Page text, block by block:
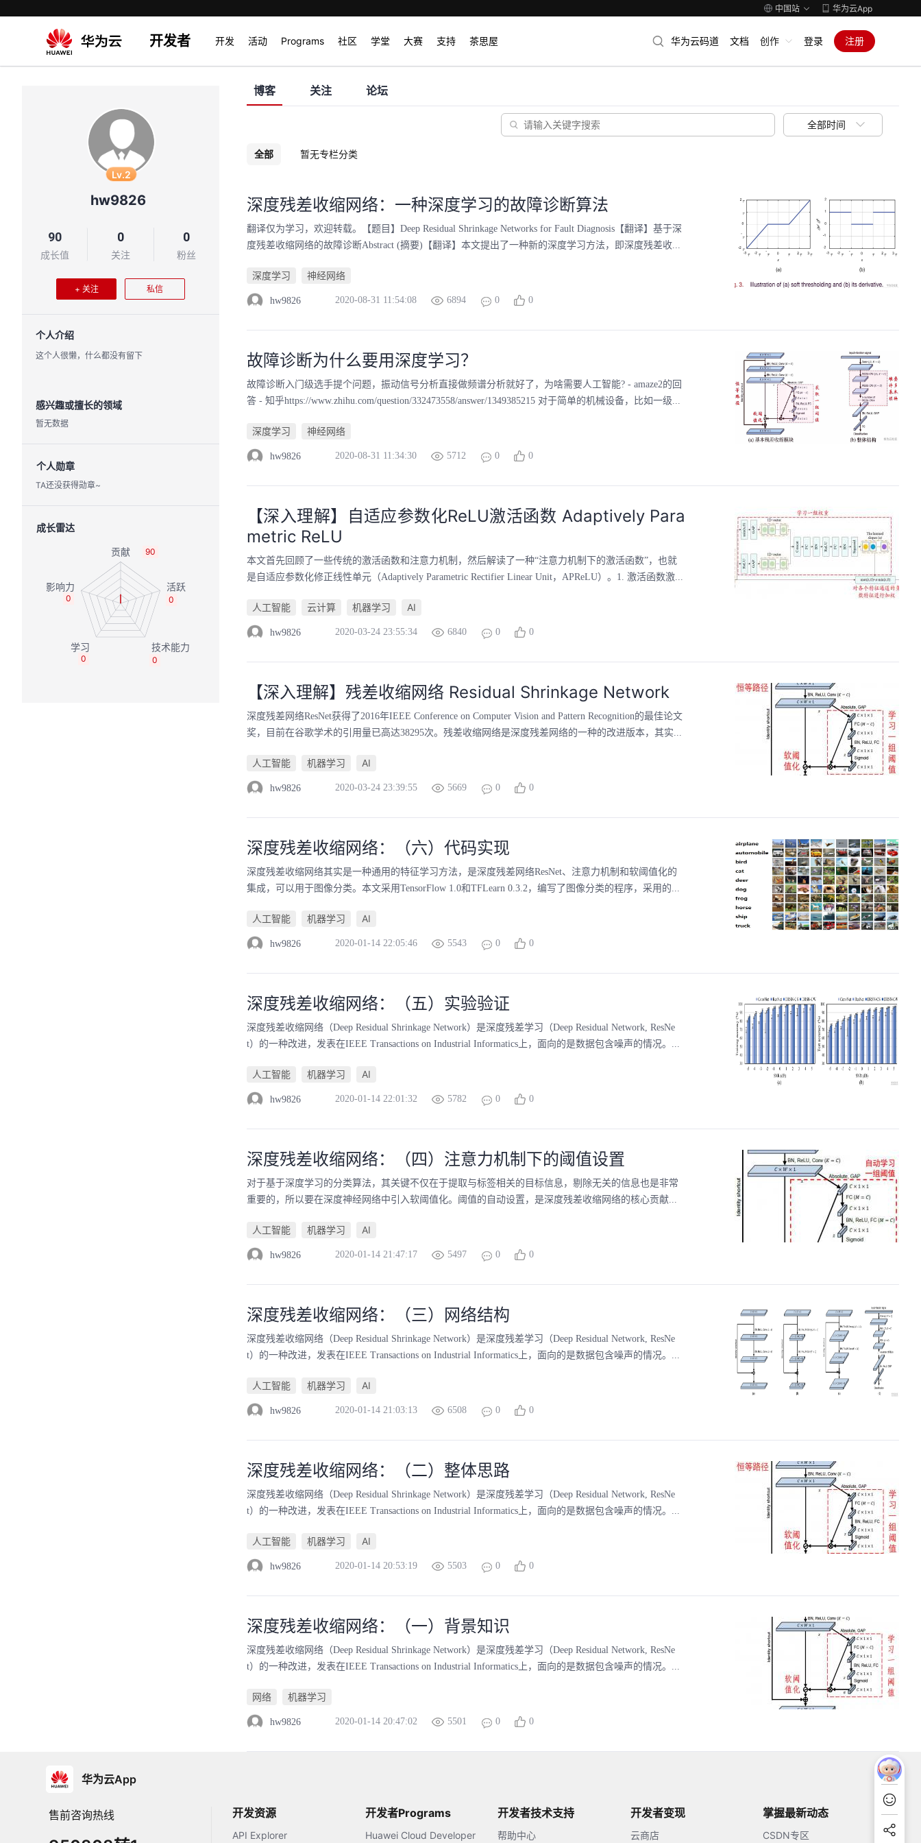
中国站 华为云App
开发者 开发 活动 Programs 社区 学堂 大赛 支持 茶思屋 华为云码道 文档 创作 登录 注册
Lv.2
hw9826
90
成长值
0
关注
0
粉丝
+ 关注 私信
个人介绍
这个人很懒，什么都没有留下
感兴趣或擅长的领域
暂无数据
个人勋章
TA还没获得勋章~
成长雷达
90
0
0
0
0
博客 关注 论坛
全部时间
全部 暂无专栏分类
深度残差收缩网络：一种深度学习的故障诊断算法
翻译仅为学习，欢迎转载。【题目】Deep Residual Shrinkage Networks for Fault Diagnosis【翻译】基于深
度残差收缩网络的故障诊断Abstract (摘要)【翻译】本文提出了一种新的深度学习方法，即深度残差收...
深度学习 神经网络
hw9826 2020-08-31 11:54:08 6894 0 0
故障诊断为什么要用深度学习？
故障诊断入门级选手提个问题，振动信号分析直接做频谱分析就好了，为啥需要人工智能? - amaze2的回
答 - 知乎https://www.zhihu.com/question/332473558/answer/1349385215 对于简单的机械设备，比如一级...
深度学习 神经网络
hw9826 2020-08-31 11:34:30 5712 0 0
【深入理解】自适应参数化ReLU激活函数 Adaptively Para
metric ReLU
本文首先回顾了一些传统的激活函数和注意力机制，然后解读了一种“注意力机制下的激活函数”，也就
是自适应参数化修正线性单元（Adaptively Parametric Rectifier Linear Unit，APReLU）。1. 激活函数激...
人工智能 云计算 机器学习 AI
hw9826 2020-03-24 23:55:34 6840 0 0
【深入理解】残差收缩网络 Residual Shrinkage Network
深度残差网络ResNet获得了2016年IEEE Conference on Computer Vision and Pattern Recognition的最佳论文
奖，目前在谷歌学术的引用量已高达38295次。残差收缩网络是深度残差网络的一种的改进版本，其实...
人工智能 机器学习 AI
hw9826 2020-03-24 23:39:55 5669 0 0
深度残差收缩网络：（六）代码实现
深度残差收缩网络其实是一种通用的特征学习方法，是深度残差网络ResNet、注意力机制和软阈值化的
集成，可以用于图像分类。本文采用TensorFlow 1.0和TFLearn 0.3.2，编写了图像分类的程序，采用的...
人工智能 机器学习 AI
hw9826 2020-01-14 22:05:46 5543 0 0
深度残差收缩网络：（五）实验验证
深度残差收缩网络（Deep Residual Shrinkage Network）是深度残差学习（Deep Residual Network, ResNe
t）的一种改进，发表在IEEE Transactions on Industrial Informatics上，面向的是数据包含噪声的情况。...
人工智能 机器学习 AI
hw9826 2020-01-14 22:01:32 5782 0 0
深度残差收缩网络：（四）注意力机制下的阈值设置
对于基于深度学习的分类算法，其关键不仅在于提取与标签相关的目标信息，剔除无关的信息也是非常
重要的，所以要在深度神经网络中引入软阈值化。阈值的自动设置，是深度残差收缩网络的核心贡献...
人工智能 机器学习 AI
hw9826 2020-01-14 21:47:17 5497 0 0
深度残差收缩网络：（三）网络结构
深度残差收缩网络（Deep Residual Shrinkage Network）是深度残差学习（Deep Residual Network, ResNe
t）的一种改进，发表在IEEE Transactions on Industrial Informatics上，面向的是数据包含噪声的情况。...
人工智能 机器学习 AI
hw9826 2020-01-14 21:03:13 6508 0 0
深度残差收缩网络：（二）整体思路
深度残差收缩网络（Deep Residual Shrinkage Network）是深度残差学习（Deep Residual Network, ResNe
t）的一种改进，发表在IEEE Transactions on Industrial Informatics上，面向的是数据包含噪声的情况。...
人工智能 机器学习 AI
hw9826 2020-01-14 20:53:19 5503 0 0
深度残差收缩网络：（一）背景知识
深度残差收缩网络（Deep Residual Shrinkage Network）是深度残差学习（Deep Residual Network, ResNe
t）的一种改进，发表在IEEE Transactions on Industrial Informatics上，面向的是数据包含噪声的情况。...
网络 机器学习
hw9826 2020-01-14 20:47:02 5501 0 0
华为云App
售前咨询热线 开发资源
API Explorer
开发者Programs
Huawei Cloud Developer
开发者技术支持
帮助中心
开发者变现
云商店
掌握最新动态
CSDN专区